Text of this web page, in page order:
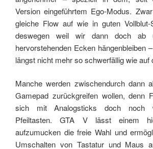
Version eingeführtem Ego-Modus.
gleiche Flow auf wie in guten
deswegen weil wir dann doch
hervorstehenden Ecken hängenbleiben
längst nicht mehr so schwerfällig wie auf
Manche werden zwischendurch dann
Gamepad zurückgreifen wollen, denn
sich mit Analogsticks doch noch
Pfeiltasten. GTA V lässt einem
aufzumucken die freie Wahl und
Umschalten von Tastatur und Maus